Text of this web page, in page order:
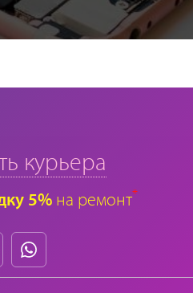
курьера
5% на ремонт*